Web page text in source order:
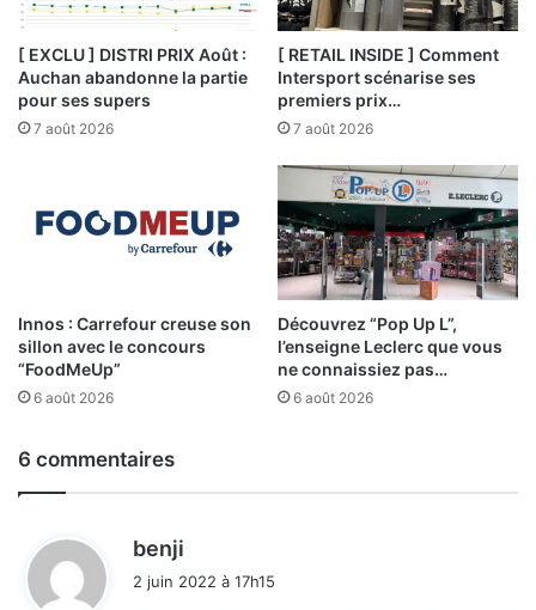
[ EXCLU ] DISTRI PRIX Août :
Auchan abandonne la partie
pour ses supers
7 août 2026
[ RETAIL INSIDE ] Comment
Intersport scénarise ses
premiers prix…
7 août 2026
Innos : Carrefour creuse son
sillon avec le concours
“FoodMeUp”
6 août 2026
Découvrez “Pop Up L”,
l’enseigne Leclerc que vous
ne connaissiez pas…
6 août 2026
6 commentaires
benji
2 juin 2022 à 17h15